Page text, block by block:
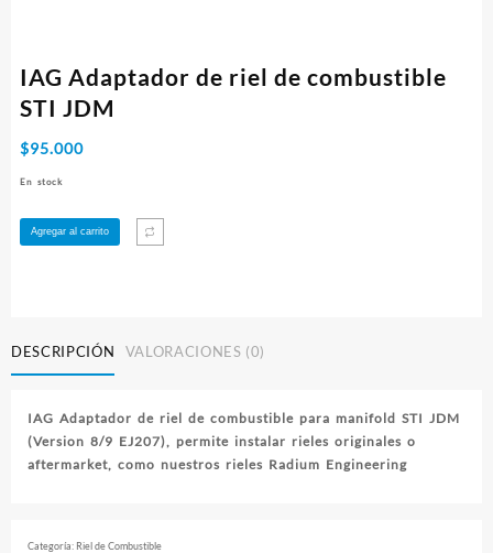
IAG Adaptador de riel de combustible
STI JDM
$95.000
En stock
IAG
combustible
cantidad
Agregar al carrito
DESCRIPCIÓN VALORACIONES (0)
IAG Adaptador de riel de combustible para manifold STI JDM
(Version 8/9 EJ207), permite instalar rieles originales o
aftermarket, como nuestros rieles Radium Engineering
Categoría: Riel de Combustible